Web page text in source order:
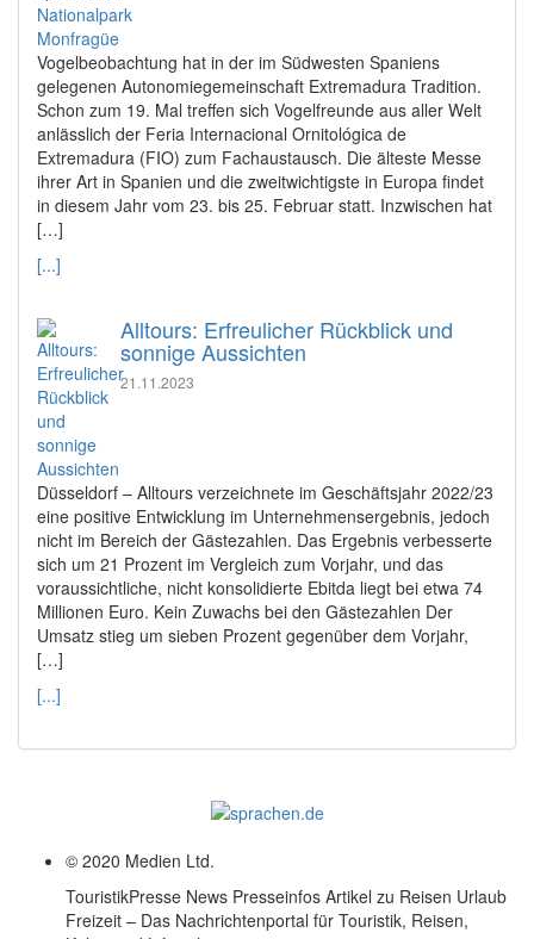
Vogelbeobachtung hat in der im Südwesten Spaniens
gelegenen Autonomiegemeinschaft Extremadura Tradition.
Schon zum 19. Mal treffen sich Vogelfreunde aus aller Welt
anlässlich der Feria Internacional Ornitológica de
Extremadura (FIO) zum Fachaustausch. Die älteste Messe
ihrer Art in Spanien und die zweitwichtigste in Europa findet
in diesem Jahr vom 23. bis 25. Februar statt. Inzwischen hat
[…]
[...]
Alltours: Erfreulicher Rückblick und
sonnige Aussichten
21.11.2023
Düsseldorf – Alltours verzeichnete im Geschäftsjahr 2022/23
eine positive Entwicklung im Unternehmensergebnis, jedoch
nicht im Bereich der Gästezahlen. Das Ergebnis verbesserte
sich um 21 Prozent im Vergleich zum Vorjahr, und das
voraussichtliche, nicht konsolidierte Ebitda liegt bei etwa 74
Millionen Euro. Kein Zuwachs bei den Gästezahlen Der
Umsatz stieg um sieben Prozent gegenüber dem Vorjahr,
[…]
[...]
© 2020 Medien Ltd.
TouristikPresse News Presseinfos Artikel zu Reisen Urlaub
Freizeit – Das Nachrichtenportal für Touristik, Reisen,